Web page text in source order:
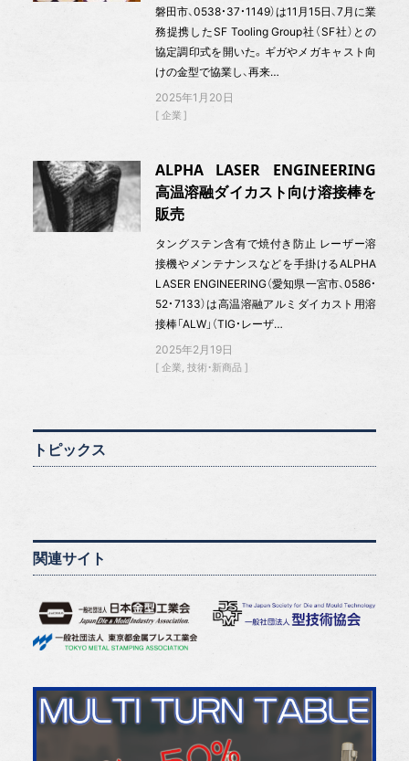
磐田市、0538・37・1149）は11月15日、7月に業
務提携したSF Tooling Group社（SF社）との
協定調印式を開いた。ギガやメガキャスト向
けの金型で協業し、再来…
2025年1月20日
企業
ALPHA LASER ENGINEERING
高温溶融ダイカスト向け溶接棒を
販売
タングステン含有で焼付き防止 レーザー溶
接機やメンテナンスなどを手掛けるALPHA
LASER ENGINEERING（愛知県一宮市、0586・
52・7133）は高温溶融アルミダイカスト用溶
接棒「ALW」（TIG・レーザ…
2025年2月19日
企業 技術・新商品
トピックス
関連サイト